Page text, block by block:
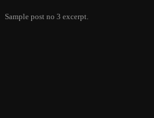
Sample post no 3 excerpt.